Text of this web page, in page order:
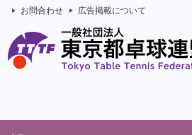
お問合わせ 広告掲載について